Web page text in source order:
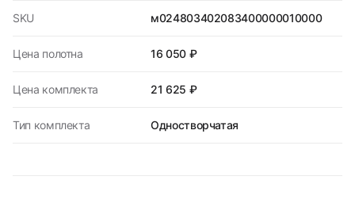
SKU м024803402083400000010000
Цена полотна 16 050 ₽
Цена комплекта 21 625 ₽
Тип комплекта Одностворчатая